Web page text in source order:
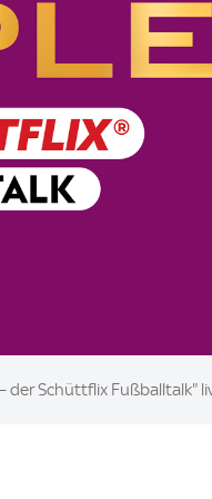
Schüttflix Fußballtalk"